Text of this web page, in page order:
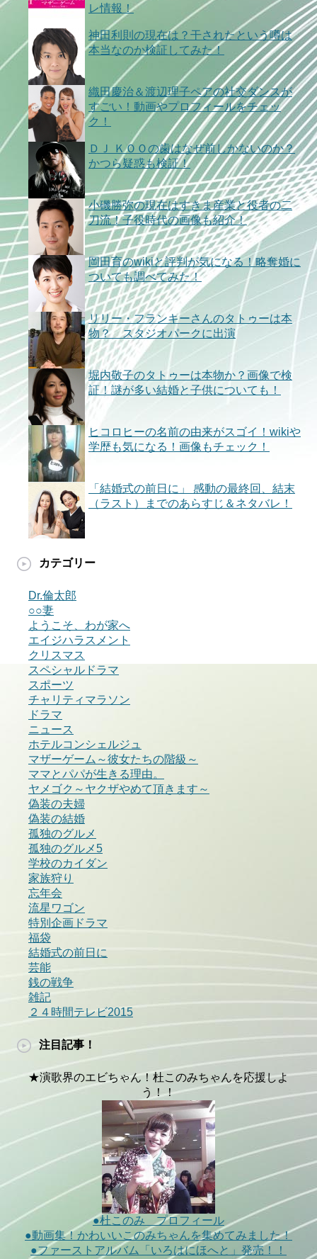
レ情報！
神田利則の現在は？干されたという噂は
本当なのか検証してみた！
織田慶治＆渡辺理子ペアの社交ダンスが
すごい！動画やプロフィールをチェッ
ク！
ＤＪ ＫＯＯの歯はなぜ前しかないのか？
かつら疑惑も検証！
小磯勝弥の現在はすきま産業と役者の二
刀流！子役時代の画像も紹介！
岡田育のwikiと評判が気になる！略奪婚に
ついても調べてみた！
リリー・フランキーさんのタトゥーは本
物？ スタジオパークに出演
堀内敬子のタトゥーは本物か？画像で検
証！謎が多い結婚と子供についても！
ヒコロヒーの名前の由来がスゴイ！wikiや
学歴も気になる！画像もチェック！
「結婚式の前日に」 感動の最終回、結末
（ラスト）までのあらすじ＆ネタバレ！
カテゴリー
Dr.倫太郎
○○妻
ようこそ、わが家へ
エイジハラスメント
クリスマス
スペシャルドラマ
スポーツ
チャリティマラソン
ドラマ
ニュース
ホテルコンシェルジュ
マザーゲーム～彼女たちの階級～
ママとパパが生きる理由。
ヤメゴク～ヤクザやめて頂きます～
偽装の夫婦
偽装の結婚
孤独のグルメ
孤独のグルメ5
学校のカイダン
家族狩り
忘年会
流星ワゴン
特別企画ドラマ
福袋
結婚式の前日に
芸能
銭の戦争
雑記
２４時間テレビ2015
注目記事！
★演歌界のエビちゃん！杜このみちゃんを応援しよ
う！！
●杜このみ プロフィール
●動画集！かわいいこのみちゃんを集めてみました！
●ファーストアルバム「いろはにほへと」発売！！